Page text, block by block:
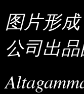
图片形
公司出